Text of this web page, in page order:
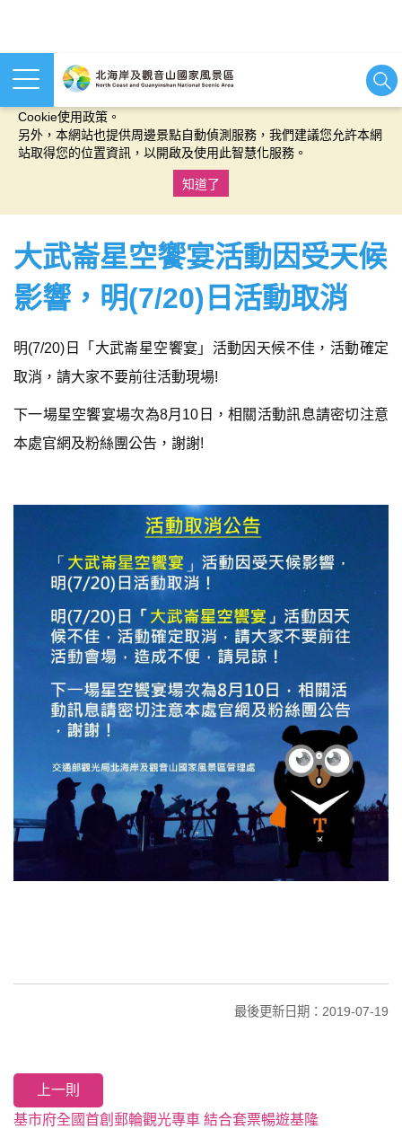
本網站使用cookies等相關技術以持續優化網站服務，並有助於為
Cookie使用政策。
另外，本網站也提供周邊景點自動偵測服務，我們建議您允許本網
站取得您的位置資訊，以開啟及使用此智慧化服務。
知道了
大武崙星空饗宴活動因受天候
影響，明(7/20)日活動取消
明(7/20)日「大武崙星空饗宴」活動因天候不佳，活動確定
取消，請大家不要前往活動現場!
下一場星空饗宴場次為8月10日，相關活動訊息請密切注意
本處官網及粉絲團公告，謝謝!
最後更新日期：2019-07-19
上一則
基市府全國首創郵輪觀光專車 結合套票暢遊基隆